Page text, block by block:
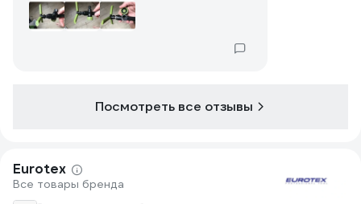
просто крышка, внутри ничего нет
(см.фото). Внутри поливочной
Посмотреть все отзывы
Eurotex
Все товары бренда